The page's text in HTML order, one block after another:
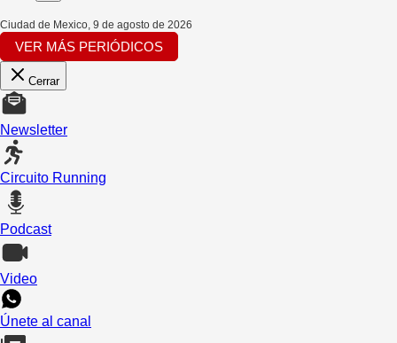
Ciudad de Mexico, 9 de agosto de 2026
VER MÁS PERIÓDICOS
Cerrar
Newsletter
Circuito Running
Podcast
Video
Únete al canal